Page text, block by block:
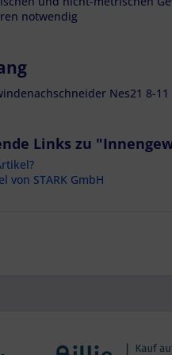
notwendig
Nes21 8-11
Links zu
von STARK GmbH
Analyse von